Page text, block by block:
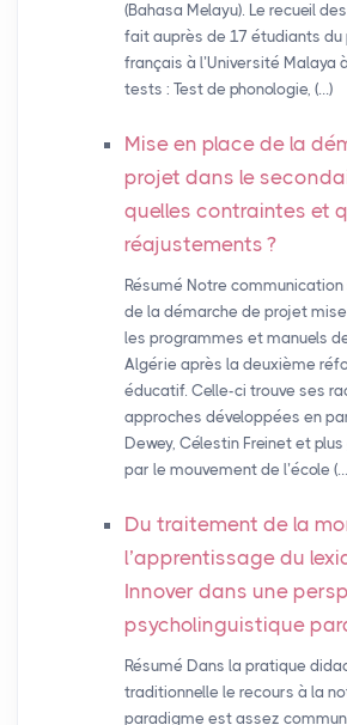
(Bahasa Melayu). Le recueil
fait auprès de 17 étudiants du
français à l’Université Malaya
tests : Test de phonologie, (…)
Mise en place de la
projet dans le
quelles contraintes et
réajustements ?
Résumé Notre communication
de la démarche de projet
les programmes et manuels
Algérie après la deuxième
éducatif. Celle-ci trouve ses
approches développées en
Dewey, Célestin Freinet et
par le mouvement de l’école
Du traitement de la
l’apprentissage du
Innover dans une
psycholinguistique
Résumé Dans la pratique
traditionnelle le recours à la
paradigme est assez